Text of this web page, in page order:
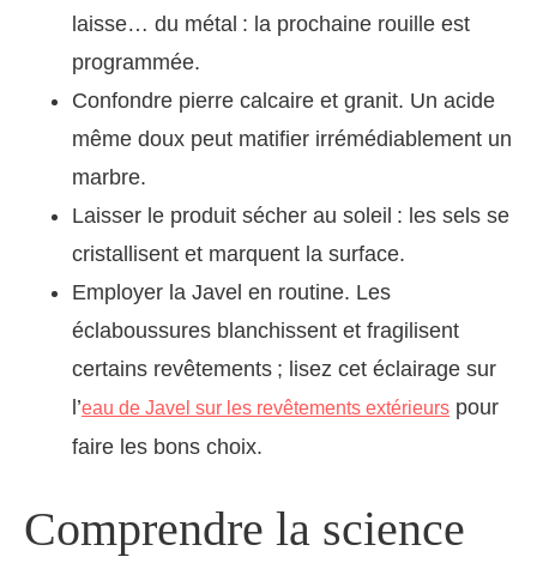
laisse… du métal : la prochaine rouille est
programmée.
Confondre pierre calcaire et granit. Un acide
même doux peut matifier irrémédiablement un
marbre.
Laisser le produit sécher au soleil : les sels se
cristallisent et marquent la surface.
Employer la Javel en routine. Les
éclaboussures blanchissent et fragilisent
certains revêtements ; lisez cet éclairage sur
l’eau de Javel sur les revêtements extérieurs pour
faire les bons choix.
Comprendre la science